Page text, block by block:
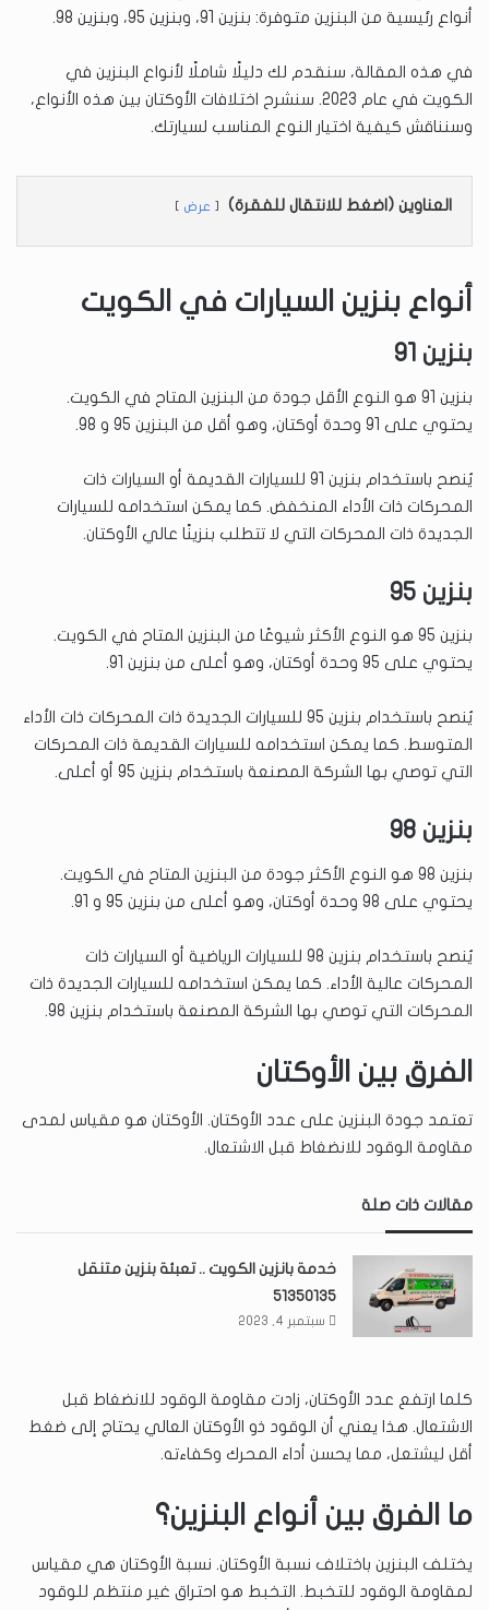
أنواع رئيسية من البنزين متوفرة: بنزين 91، وبنزين 95، وبنزين 98.
في هذه المقالة، سنقدم لك دليلًا شاملًا لأنواع البنزين في
الكويت في عام 2023. سنشرح اختلافات الأوكتان بين هذه الأنواع،
وسنناقش كيفية اختيار النوع المناسب لسيارتك.
العناوين (اضغط للانتقال للفقرة) عرض
أنواع بنزين السيارات في الكويت
بنزين 91
بنزين 91 هو النوع الأقل جودة من البنزين المتاح في الكويت.
يحتوي على 91 وحدة أوكتان، وهو أقل من البنزين 95 و 98.
يُنصح باستخدام بنزين 91 للسيارات القديمة أو السيارات ذات
المحركات ذات الأداء المنخفض. كما يمكن استخدامه للسيارات
الجديدة ذات المحركات التي لا تتطلب بنزينًا عالي الأوكتان.
بنزين 95
بنزين 95 هو النوع الأكثر شيوعًا من البنزين المتاح في الكويت.
يحتوي على 95 وحدة أوكتان، وهو أعلى من بنزين 91.
يُنصح باستخدام بنزين 95 للسيارات الجديدة ذات المحركات ذات الأداء
المتوسط. كما يمكن استخدامه للسيارات القديمة ذات المحركات
التي توصي بها الشركة المصنعة باستخدام بنزين 95 أو أعلى.
بنزين 98
بنزين 98 هو النوع الأكثر جودة من البنزين المتاح في الكويت.
يحتوي على 98 وحدة أوكتان، وهو أعلى من بنزين 95 و 91.
يُنصح باستخدام بنزين 98 للسيارات الرياضية أو السيارات ذات
المحركات عالية الأداء. كما يمكن استخدامه للسيارات الجديدة ذات
المحركات التي توصي بها الشركة المصنعة باستخدام بنزين 98.
الفرق بين الأوكتان
تعتمد جودة البنزين على عدد الأوكتان. الأوكتان هو مقياس لمدى
مقاومة الوقود للانضغاط قبل الاشتعال.
مقالات ذات صلة
خدمة بانزين الكويت .. تعبئة بنزين متنقل
51350135
سبتمبر 4, 2023
كلما ارتفع عدد الأوكتان، زادت مقاومة الوقود للانضغاط قبل
الاشتعال. هذا يعني أن الوقود ذو الأوكتان العالي يحتاج إلى ضغط
أقل ليشتعل، مما يحسن أداء المحرك وكفاءته.
ما الفرق بين أنواع البنزين؟
يختلف البنزين باختلاف نسبة الأوكتان. نسبة الأوكتان هي مقياس
لمقاومة الوقود للتخبط. التخبط هو احتراق غير منتظم للوقود